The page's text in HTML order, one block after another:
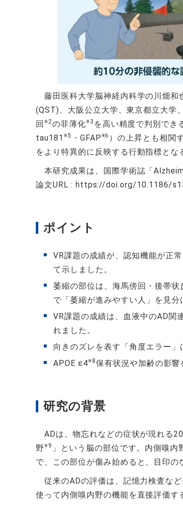
藤田医科大学脳神経内科学の川畑和
(QST)、大阪公立大学、東京都立大学
回 ※2の菲薄化※3 を高い精度で判別でき
tau181 ※5 ・GFAP※6 ）の上昇とも相関
をより特異的に反映する行動指標とな
本研究成果は、国際学術誌「
論文URL : https://doi.org/10.1186/
ポイント
VR課題の成績が、認知機能が正
て示しました。
萎縮の部位は、海馬傍回・後帯状
で「萎縮が進みやすい人」を見分
VR課題の成績は、血液中のAD関
れました。
向きのズレを表す「角度エラー
APOE ε4※8保有状況や加齢の影響
研究の背景
ADは、物忘れなどの症状が現れる
野※9 」という脳の部位です。内側嗅
で、この部位が傷み始めると、目印
従来のADの評価は、記憶力検査な
使って内側嗅内野の機能を直接評価す